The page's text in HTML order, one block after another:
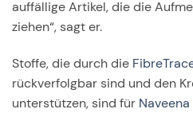
auffällige Artikel, die die
ziehen“, sagt er.
Stoffe, die durch die
rückverfolgbar sind und den
unterstützen, sind für